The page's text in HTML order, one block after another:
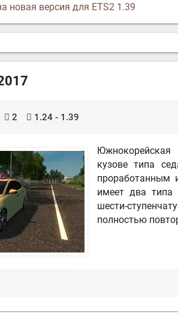
новая версия для ETS2 1.39
2 1.24 - 1.39
кузове типа
проработанным
имеет два типа
шести-
полностью